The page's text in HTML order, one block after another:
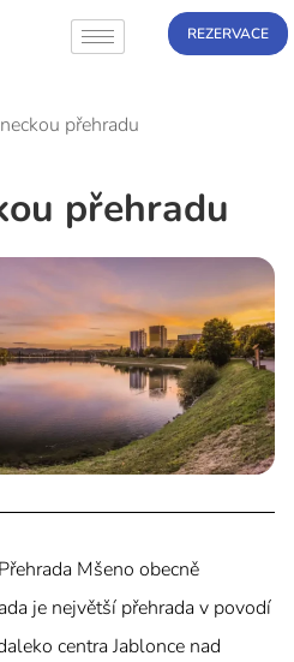
REZERVACE
přehradu
přehradu
Mšeno obecně
je největší přehrada v povodí
centra Jablonce nad